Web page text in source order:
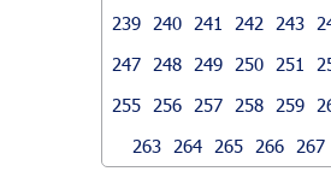
239
240 241 242 243
247
248 249 250 251
255
256 257 258 259
263
264 265 266 267